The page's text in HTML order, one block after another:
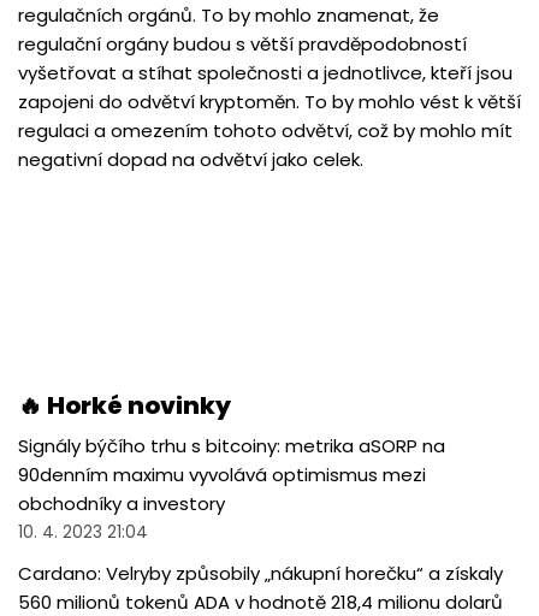
regulačních orgánů. To by mohlo znamenat, že
regulační orgány budou s větší pravděpodobností
vyšetřovat a stíhat společnosti a jednotlivce, kteří jsou
zapojeni do odvětví kryptoměn. To by mohlo vést k větší
regulaci a omezením tohoto odvětví, což by mohlo mít
negativní dopad na odvětví jako celek.
🔥 Horké novinky
Signály býčího trhu s bitcoiny: metrika aSORP na
90denním maximu vyvolává optimismus mezi
obchodníky a investory
10. 4. 2023 21:04
Cardano: Velryby způsobily „nákupní horečku“ a získaly
560 milionů tokenů ADA v hodnotě 218,4 milionu dolarů